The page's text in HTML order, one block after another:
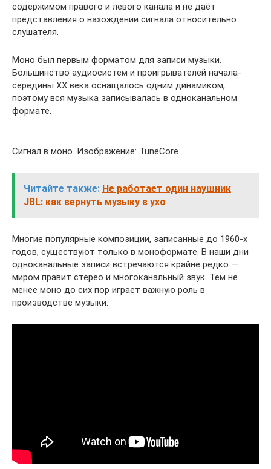
содержимом правого и левого канала и не даёт
представления о нахождении сигнала относительно
слушателя.
Моно был первым форматом для записи музыки.
Большинство аудиосистем и проигрывателей начала-
середины XX века оснащалось одним динамиком,
поэтому вся музыка записывалась в одноканальном
формате.
Сигнал в моно. Изображение: TuneCore
Читайте также: Не работает один наушник
JBL: как вернуть музыку в ухо
Многие популярные композиции, записанные до 1960-х
годов, существуют только в моноформате. В наши дни
одноканальные записи встречаются крайне редко —
миром правит стерео и многоканальный звук. Тем не
менее моно до сих пор играет важную роль в
производстве музыки.